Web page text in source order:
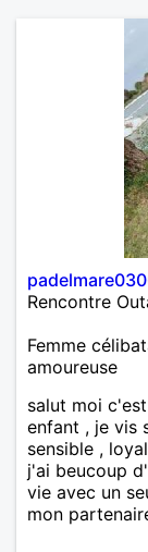
Rencontre
Femme
amoureuse
salut moi
enfant , je vis
sensible ,
j'ai beucoup
vie avec un
mon